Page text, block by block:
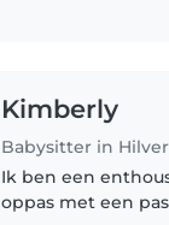
Kimberly
Babysitter in
Ik ben een
oppas met een